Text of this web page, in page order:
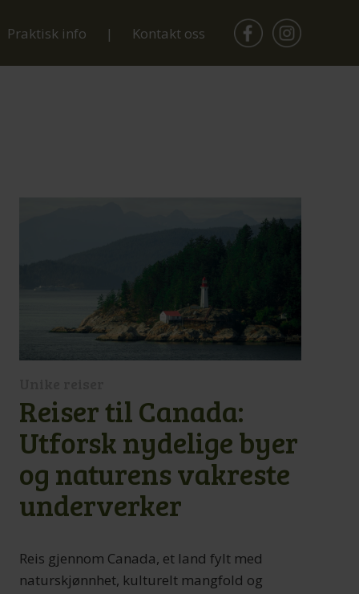
Praktisk info Kontakt oss
Reiser til Canada:
Utforsk nydelige byer
og naturens vakreste
underverker
Reis gjennom Canada, et land fylt med
naturskjønnhet, kulturelt mangfold og